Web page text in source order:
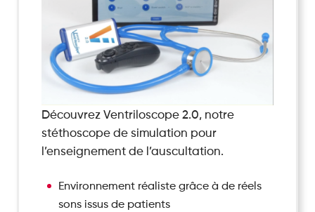
Découvrez Ventriloscope 2.0, notre
stéthoscope de simulation pour
l’enseignement de l’auscultation.
Environnement réaliste grâce à de réels
sons issus de patients